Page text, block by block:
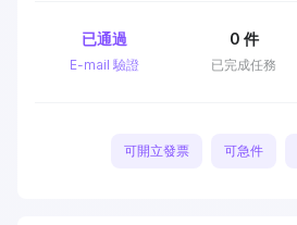
E-mail 驗證
已通過
已完成任務
0 件
可開立發票 可急件